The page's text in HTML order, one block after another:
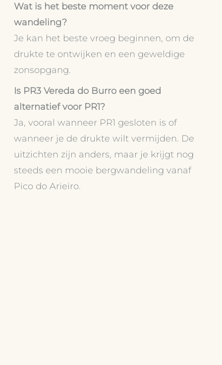
Wat is het beste moment voor deze
wandeling?
Je kan het beste vroeg beginnen, om de
drukte te ontwijken en een geweldige
zonsopgang.
Is PR3 Vereda do Burro een goed
alternatief voor PR1?
Ja, vooral wanneer PR1 gesloten is of
wanneer je de drukte wilt vermijden. De
uitzichten zijn anders, maar je krijgt nog
steeds een mooie bergwandeling vanaf
Pico do Arieiro.